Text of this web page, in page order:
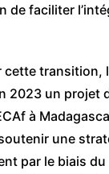
de faciliter
cette transition,
2023 un projet
à
une
par le biais du